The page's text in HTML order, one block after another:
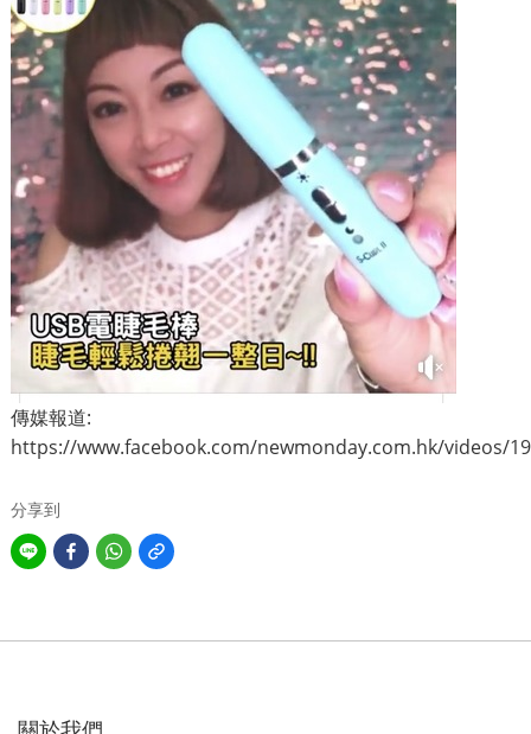
傳媒報道:
https://www.facebook.com/newmonday.com.hk/videos/
分享到